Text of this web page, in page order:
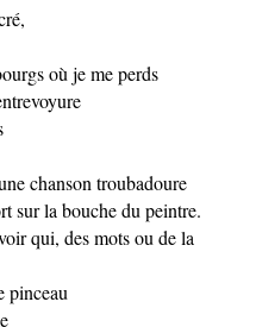
où je me perds
chanson troubadoure
sur la bouche du peintre.
qui, des mots ou de la
pinceau